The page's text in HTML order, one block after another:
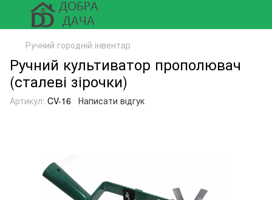
Ручний городній інвентар
Ручний культиватор прополювач
(сталеві зірочки)
Артикул: CV-16 Написати відгук